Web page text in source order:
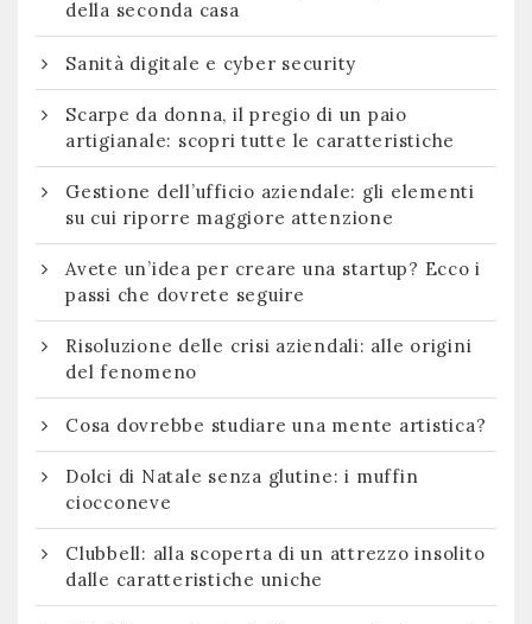
della seconda casa
Sanità digitale e cyber security
Scarpe da donna, il pregio di un paio
artigianale: scopri tutte le caratteristiche
Gestione dell’ufficio aziendale: gli elementi
su cui riporre maggiore attenzione
Avete un’idea per creare una startup? Ecco i
passi che dovrete seguire
Risoluzione delle crisi aziendali: alle origini
del fenomeno
Cosa dovrebbe studiare una mente artistica?
Dolci di Natale senza glutine: i muffin
ciocconeve
Clubbell: alla scoperta di un attrezzo insolito
dalle caratteristiche uniche